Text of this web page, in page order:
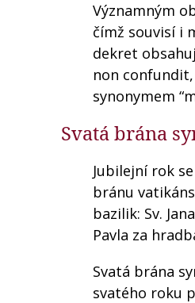
Významným
čímž souvisí i
dekret
non
synonymem
Svatá brána
Jubilejní rok
bránu
bazilik: Sv.
Pavla za
Svatá brána
svatého roku